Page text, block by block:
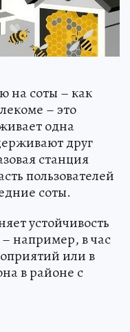
на соты – как
– это
одна
друг
станция
пользователей
соты.
устойчивость
например, в час
или в
в районе с